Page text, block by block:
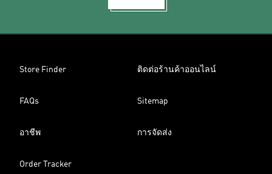
Store Finder ติดต่อร้านค้าออนไลน์
FAQs Sitemap
อาชีพ การจัดส่ง
Order Tracker